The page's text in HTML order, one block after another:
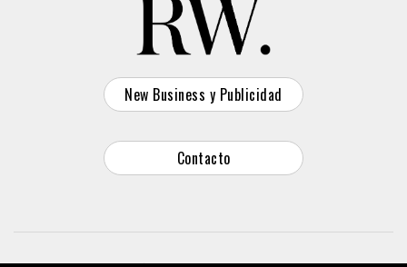
New Business y Publicidad
Contacto